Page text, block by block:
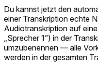
Du kannst jetzt den
einer Transkription echte
Audiotranskription auf
„Sprecher 1”) in der
umzubenennen — alle
werden in der gesamten